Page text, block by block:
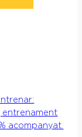
entrenament
acompanyat.